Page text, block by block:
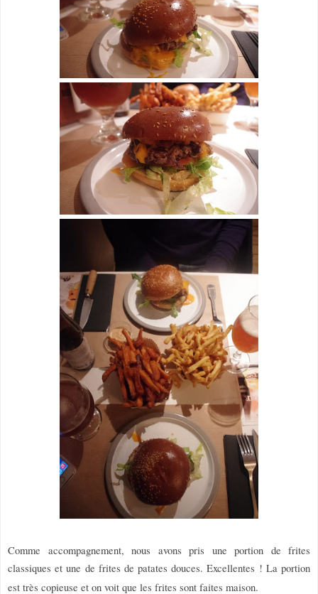
Comme accompagnement, nous avons pris une portion de frites
classiques et une de frites de patates douces. Excellentes ! La portion
est très copieuse et on voit que les frites sont faites maison.